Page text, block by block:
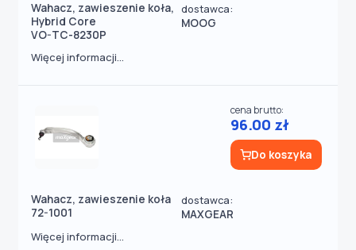
Wahacz, zawieszenie koła,
Hybrid Core
VO-TC-8230P
dostawca:
MOOG
Więcej informacji...
Wahacz, zawieszenie koła
72-1001
dostawca:
MAXGEAR
cena brutto:
96.00 zł
Do koszyka
Więcej informacji...